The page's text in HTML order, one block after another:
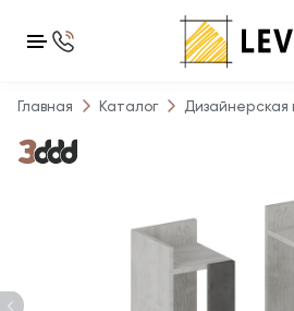
Главная Каталог Дизайнерская